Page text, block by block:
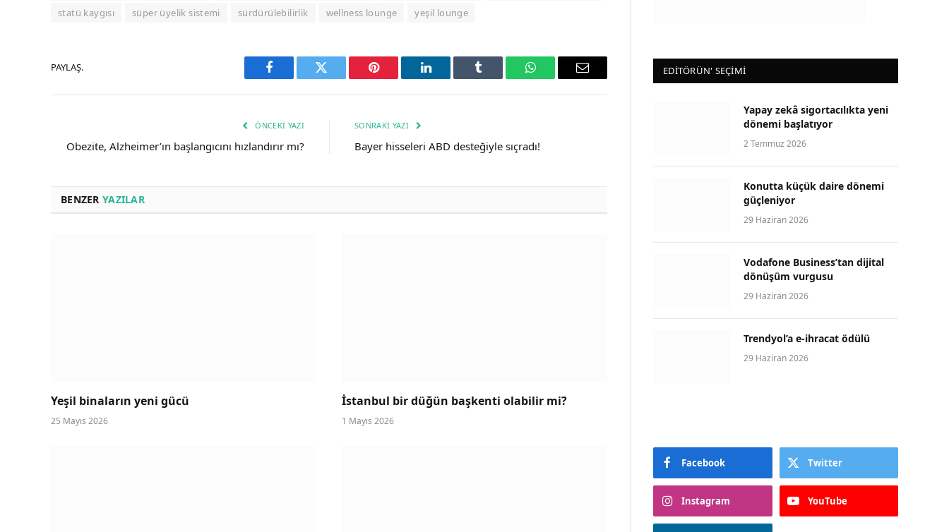
statü kaygısı
süper üyelik sistemi sürdürülebilirlik wellness lounge yeşil lounge
PAYLAŞ.
Facebook Twitter Pinterest LinkedIn Tumblr WhatsAppEmail
ÖNCEKI YAZI
Obezite, Alzheimer’ın başlangıcını hızlandırır mı?
SONRAKI YAZI
Bayer hisseleri ABD desteğiyle sıçradı!
BENZER YAZILAR
Yeşil binaların yeni gücü
25 Mayıs 2026
İstanbul bir düğün başkenti olabilir mi?
1 Mayıs 2026
EDİTÖRÜN' SEÇİMİ
Yapay zekâ sigortacılıkta yeni
dönemi başlatıyor
2 Temmuz 2026
Konutta küçük daire dönemi
güçleniyor
29 Haziran 2026
Vodafone Business’tan dijital
dönüşüm vurgusu
29 Haziran 2026
Trendyol’a e-ihracat ödülü
29 Haziran 2026
Facebook Twitter
Instagram YouTube